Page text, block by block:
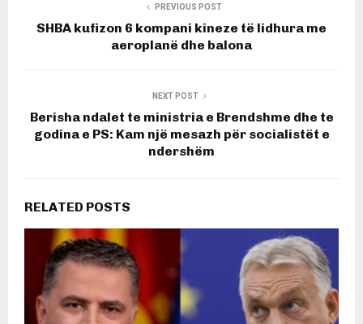
PREVIOUS POST
SHBA kufizon 6 kompani kineze të lidhura me
aeroplanë dhe balona
NEXT POST
Berisha ndalet te ministria e Brendshme dhe te
godina e PS: Kam një mesazh për socialistët e
ndershëm
RELATED POSTS